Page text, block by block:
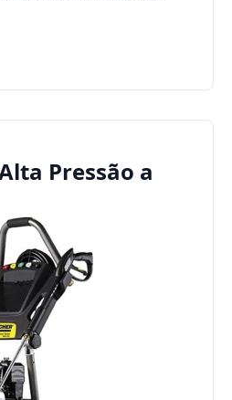
Pressão a